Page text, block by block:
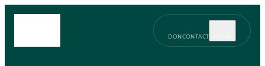
DONCONTACT